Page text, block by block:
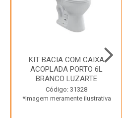
KIT BACIA COM CAIXA
ACOPLADA PORTO 6L
BRANCO LUZARTE
Código: 31328
*Imagem meramente ilustrativa